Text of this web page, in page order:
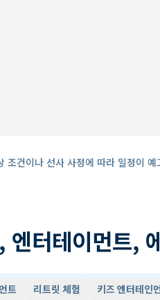
조건이나 선사 사정에 따라 일정이
엔터테이먼트,
트 리트릿 체험 키즈 엔터테인